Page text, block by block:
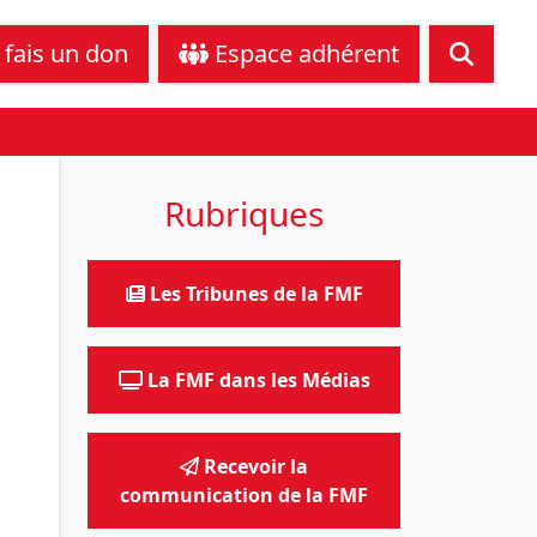
juridique Nous contacter
fais un don Espace adhérent
Rubriques
Les Tribunes de la FMF
La FMF dans les Médias
Recevoir la
communication de la FMF